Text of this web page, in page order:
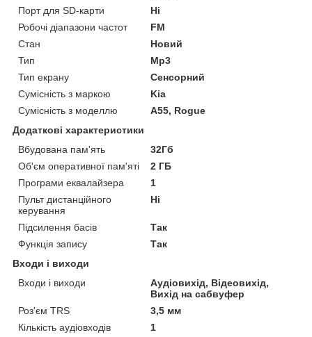
Порт для SD-карти
Ні
Робочі діапазони частот
FM
Стан
Новий
Тип
Mp3
Тип екрану
Сенсорний
Сумісність з маркою
Kia
Сумісність з моделлю
A55, Rogue
Додаткові характеристики
Вбудована пам'ять
32Гб
Об'єм оперативної пам'яті
2 ГБ
Програми еквалайзера
1
Пульт дистанційного
керування
Ні
Підсилення басів
Так
Функція запису
Так
Входи і виходи
Входи і виходи
Аудіовихід, Відеовихід,
Вихід на сабвуфер
Роз'єм TRS
3,5 мм
Кількість аудіовходів
1